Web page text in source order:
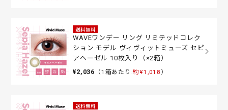
送料無料
WAVEワンデー リング リミテッドコレク
ション モデル ヴィヴィットミューズ セピ
アヘーゼル 10枚入り（×2箱）
¥2,036 （1箱あたり:約¥1,018 ）
送料無料